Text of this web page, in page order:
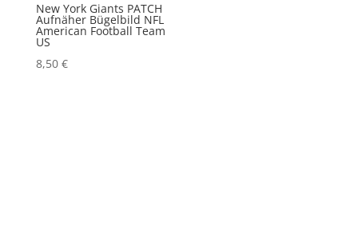
New York Giants PATCH
Aufnäher Bügelbild NFL
American Football Team
US
8,50 €